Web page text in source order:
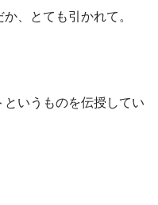
、とても引かれて。
いうものを伝授してい